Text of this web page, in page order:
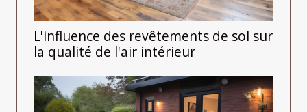
L'influence des revêtements de sol sur
la qualité de l'air intérieur